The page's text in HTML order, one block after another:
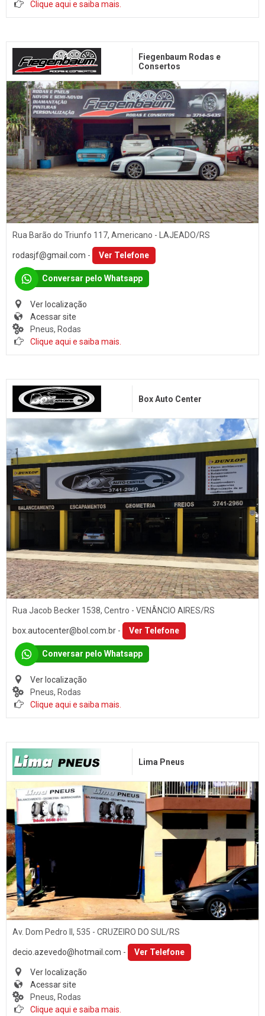
Troca de Óleo
Reboques
Seguros
Injeção Eletrônica
Produtos Automotivos
Placas
Estética e Higienização
Auto Vidros
Volantes
Capotas
Despachante
Surdinas
Bombas Injetoras
Gás Veicular
Clique aqui e saiba mais.
Fiegenbaum Rodas e
Consertos
Rua Barão do Triunfo 117, Americano - LAJEADO/RS
rodasjf@gmail.com - Ver Telefone
Conversar pelo Whatsapp
Ver localização
Acessar site
Pneus, Rodas
Clique aqui e saiba mais.
Box Auto Center
Rua Jacob Becker 1538, Centro - VENÂNCIO AIRES/RS
box.autocenter@bol.com.br - Ver Telefone
Conversar pelo Whatsapp
Ver localização
Pneus, Rodas
Clique aqui e saiba mais.
Lima Pneus
Av. Dom Pedro II, 535 - CRUZEIRO DO SUL/RS
decio.azevedo@hotmail.com - Ver Telefone
Ver localização
Acessar site
Pneus, Rodas
Clique aqui e saiba mais.